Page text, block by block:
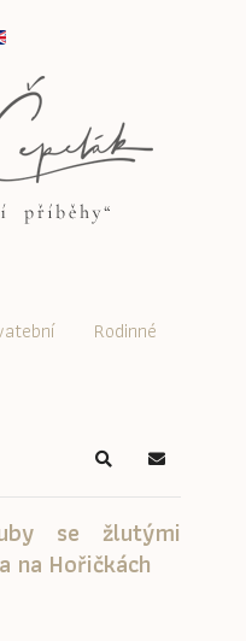
Rodinné
SearchOdběr
se žlutými
na Hořičkách